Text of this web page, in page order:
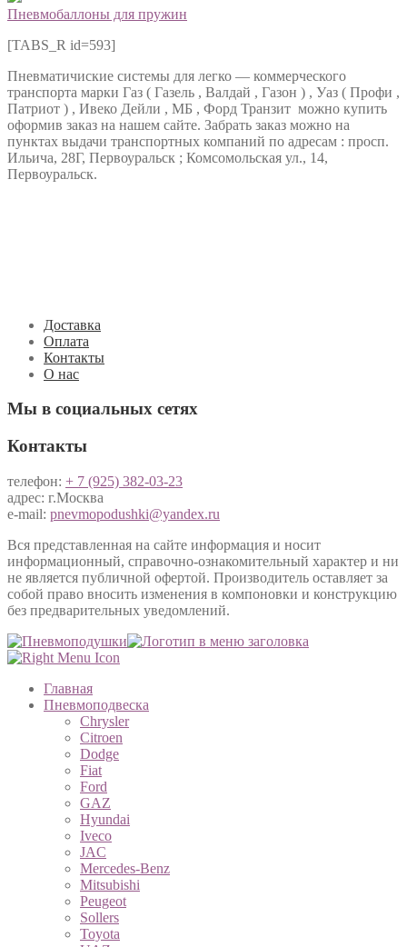
Пневмобаллоны для пружин
[TABS_R id=593]
Пневматичиские системы для легко — коммерческого
транспорта марки Газ ( Газель , Валдай , Газон ) , Уаз ( Профи ,
Патриот ) , Ивеко Дейли , МБ , Форд Транзит можно купить
оформив заказ на нашем сайте. Забрать заказ можно на
пунктах выдачи транспортных компаний по адресам : просп.
Ильича, 28Г, Первоуральск ; Комсомольская ул., 14,
Первоуральск.
Доставка
Оплата
Контакты
О нас
Мы в социальных сетях
Контакты
телефон: + 7 (925) 382-03-23
адрес: г.Москва
e-mail: pnevmopodushki@yandex.ru
Вся представленная на сайте информация и носит
информационный, справочно-ознакомительный характер и ни
не является публичной офертой. Производитель оставляет за
собой право вносить изменения в компоновки и конструкцию
без предварительных уведомлений.
Главная
Пневмоподвеска
Chrysler
Citroen
Dodge
Fiat
Ford
GAZ
Hyundai
Iveco
JAC
Mercedes-Benz
Mitsubishi
Peugeot
Sollers
Toyota